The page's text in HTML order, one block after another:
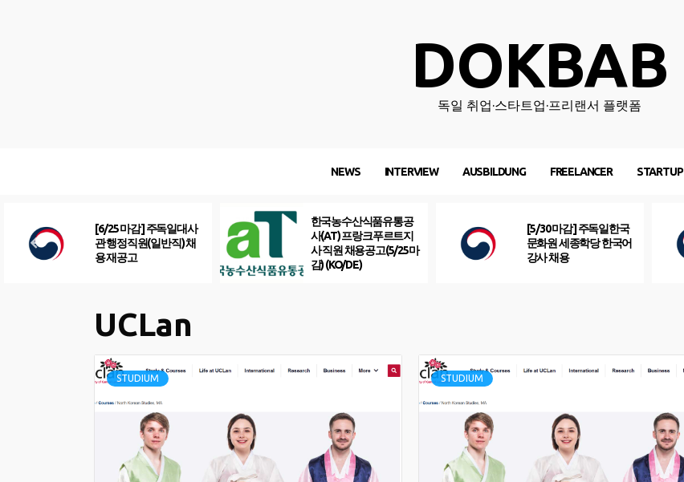
DOKBAB
독일 취업·스타트업·프리랜서 플랫폼
NEWS INTERVIEW AUSBILDUNG FREELANCER STARTUP
[6/25 마감] 주독일대사
관 행정직원(일반직) 채
용 재공고
한국농수산식품유통공
사(AT) 프랑크푸르트지
사 직원 채용공고(5/25마
감) (KO/DE)
[5/30 마감] 주독일한국
문화원 세종학당 한국어
강사 채용
UCLan
STUDIUM STUDIUM